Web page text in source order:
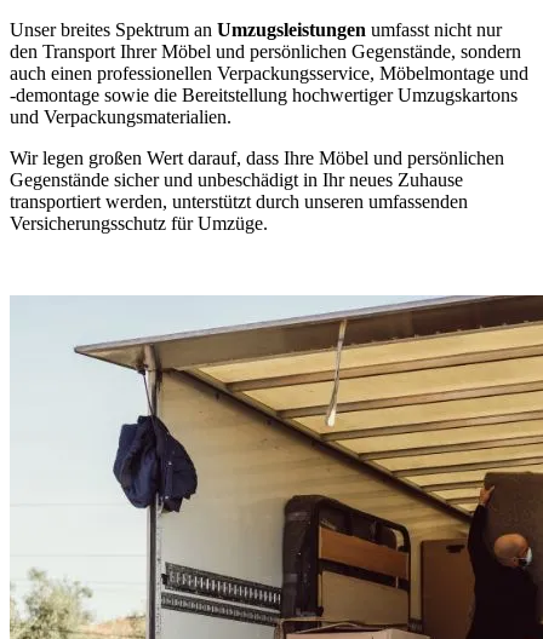
Unser breites Spektrum an Umzugsleistungen umfasst nicht nur
den Transport Ihrer Möbel und persönlichen Gegenstände, sondern
auch einen professionellen Verpackungsservice, Möbelmontage und
-demontage sowie die Bereitstellung hochwertiger Umzugskartons
und Verpackungsmaterialien.
Wir legen großen Wert darauf, dass Ihre Möbel und persönlichen
Gegenstände sicher und unbeschädigt in Ihr neues Zuhause
transportiert werden, unterstützt durch unseren umfassenden
Versicherungsschutz für Umzüge.